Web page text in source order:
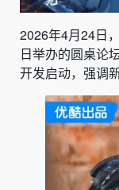
2026年4月24日
日举办的圆桌论
开发启动，强调